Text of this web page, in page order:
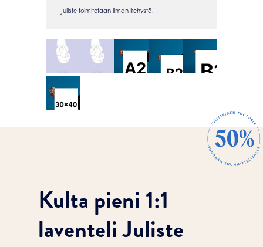
Kulta pieni 1:1
laventeli Juliste